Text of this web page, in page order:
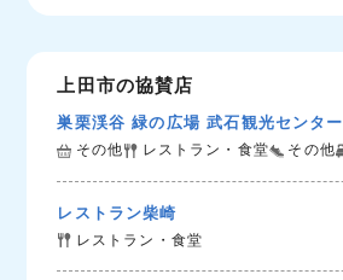
上田市の協賛店
巣栗渓谷 緑の広場 武石観光センター
その他 レストラン・食堂 その他
レストラン柴崎
レストラン・食堂